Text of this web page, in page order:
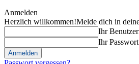
Anmelden
Herzlich willkommen!Melde dich in
Ihr
Ihr Passwort